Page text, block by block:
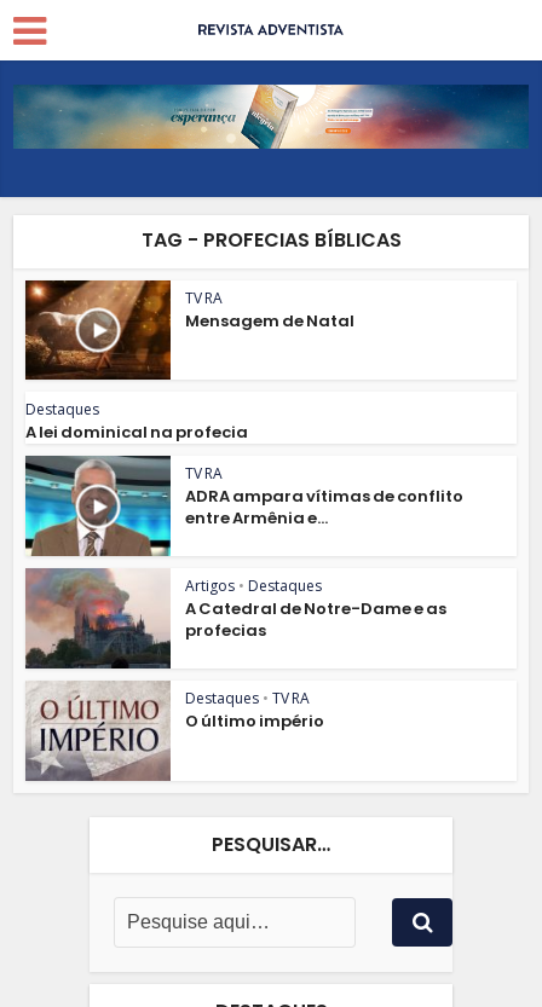
TAG - PROFECIAS BÍBLICAS
TV RA
Mensagem de Natal
Destaques
A lei dominical na profecia
TV RA
ADRA ampara vítimas de conflito
entre Armênia e...
Artigos • Destaques
A Catedral de Notre-Dame e as
profecias
Destaques • TV RA
O último império
PESQUISAR…